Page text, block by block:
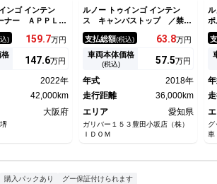
ンゴ インテン
ナー ＡＰＰＬＥ
Ｙ バックカメ
ザーシート 前席
ー オートライ
アコン クルーズ
車載器 禁煙車
) 159.7万円
147.6万円
2022年
42,000km
大阪府
ルノー トゥインゴ インテン
ス キャンバストップ ／禁煙
車／正規ディーラー車／社外ナ
ビ／フルセグＴＶ／Ｂｌｕｅｔ
ｏｏｔｈ／バックカメラ／ＥＴ
Ｃ／アイドリングストップ／キ
トライト／フォグランプ／純正
フロアマット／スペアキー
支払総額(税込) 63.8万円
車両本体価格
(税込) 57.5万円
年式
2018年
走行距離
36,000km
エリア
愛知県
ガリバー１５３豊田小坂店（株）
ＩＤＯＭ
ｐ
ト
ト
／
車
購入パックあり グー保証付けられます